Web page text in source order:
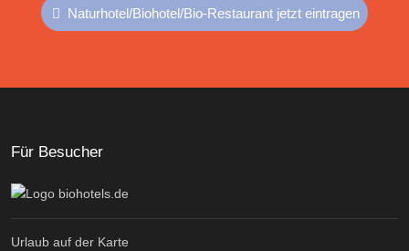
Naturhotel/Biohotel/Bio-Restaurant jetzt eintragen
Für Besucher
Urlaub auf der Karte